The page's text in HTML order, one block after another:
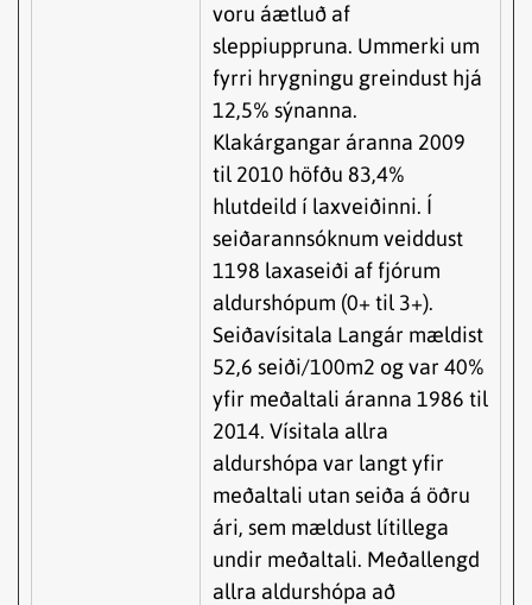
voru áætluð af
sleppiuppruna. Ummerki um
fyrri hrygningu greindust hjá
12,5% sýnanna.
Klakárgangar áranna 2009
til 2010 höfðu 83,4%
hlutdeild í laxveiðinni. Í
seiðarannsóknum veiddust
1198 laxaseiði af fjórum
aldurshópum (0+ til 3+).
Seiðavísitala Langár mældist
52,6 seiði/100m2 og var 40%
yfir meðaltali áranna 1986 til
2014. Vísitala allra
aldurshópa var langt yfir
meðaltali utan seiða á öðru
ári, sem mældust lítillega
undir meðaltali. Meðallengd
allra aldurshópa að